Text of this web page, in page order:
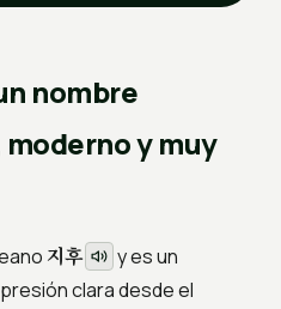
nombre
y muy
지후
y es un
clara desde el